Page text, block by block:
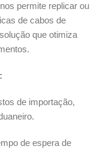
permite replicar ou
de cabos de
que otimiza
de importação,
de espera de